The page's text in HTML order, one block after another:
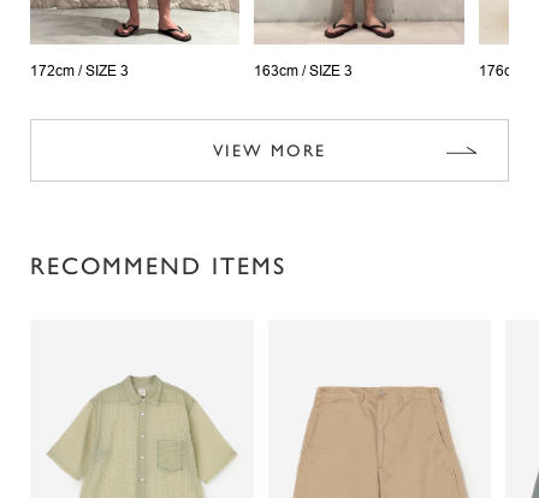
172cm / SIZE 3 163cm / SIZE 3 176cm /
VIEW MORE
RECOMMEND ITEMS